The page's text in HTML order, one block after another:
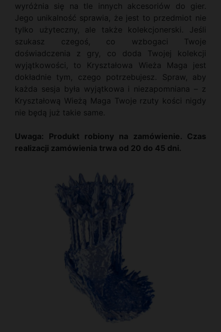
wyróżnia się na tle innych akcesoriów do gier.
Jego unikalność sprawia, że jest to przedmiot nie
tylko użyteczny, ale także kolekcjonerski. Jeśli
szukasz czegoś, co wzbogaci Twoje
doświadczenia z gry, co doda Twojej kolekcji
wyjątkowości, to Kryształowa Wieża Maga jest
dokładnie tym, czego potrzebujesz. Spraw, aby
każda sesja była wyjątkowa i niezapomniana – z
Kryształową Wieżą Maga Twoje rzuty kości nigdy
nie będą już takie same.
Uwaga: Produkt robiony na zamówienie. Czas
realizacji zamówienia trwa od 20 do 45 dni.